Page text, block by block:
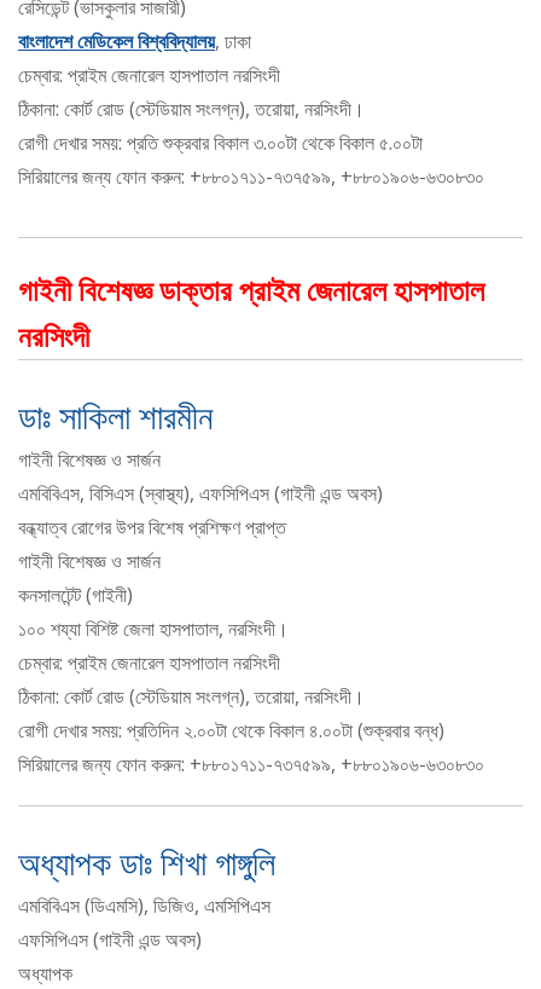
রেসিডেন্ট (ভাসকুলার সাজারী)
বাংলাদেশ মেডিকেল বিশ্ববিদ্যালয়, ঢাকা
চেম্বার: প্রাইম জেনারেল হাসপাতাল নরসিংদী
ঠিকানা: কোর্ট রোড (স্টেডিয়াম সংলগ্ন), তরোয়া, নরসিংদী।
রোগী দেখার সময়: প্রতি শুক্রবার বিকাল ৩.০০টা থেকে বিকাল ৫.০০টা
সিরিয়ালের জন্য ফোন করুন: +৮৮০১৭১১-৭৩৭৫৯৯, +৮৮০১৯০৬-৬৩০৮৩০
গাইনী বিশেষজ্ঞ ডাক্তার প্রাইম জেনারেল হাসপাতাল
নরসিংদী
ডাঃ সাকিলা শারমীন
গাইনী বিশেষজ্ঞ ও সার্জন
এমবিবিএস, বিসিএস (স্বাস্থ্য), এফসিপিএস (গাইনী এন্ড অবস)
বন্ধ্যাত্ব রোগের উপর বিশেষ প্রশিক্ষণ প্রাপ্ত
গাইনী বিশেষজ্ঞ ও সার্জন
কনসালটেন্ট (গাইনী)
১০০ শয্যা বিশিষ্ট জেলা হাসপাতাল, নরসিংদী।
চেম্বার: প্রাইম জেনারেল হাসপাতাল নরসিংদী
ঠিকানা: কোর্ট রোড (স্টেডিয়াম সংলগ্ন), তরোয়া, নরসিংদী।
রোগী দেখার সময়: প্রতিদিন ২.০০টা থেকে বিকাল ৪.০০টা (শুক্রবার বন্ধ)
সিরিয়ালের জন্য ফোন করুন: +৮৮০১৭১১-৭৩৭৫৯৯, +৮৮০১৯০৬-৬৩০৮৩০
অধ্যাপক ডাঃ শিখা গাঙ্গুলি
এমবিবিএস (ডিএমসি), ডিজিও, এমসিপিএস
এফসিপিএস (গাইনী এন্ড অবস)
অধ্যাপক